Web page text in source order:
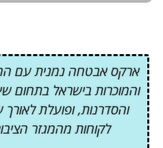
ארקס אבטחה נמנית עם
והמוכרות בישראל בתחום
והסדרנות, ופועלת
לקוחות מהמגזר